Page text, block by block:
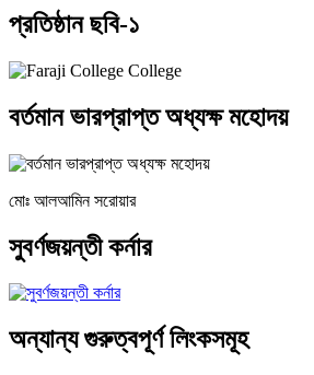
প্রতিষ্ঠান ছবি-১
বর্তমান ভারপ্রাপ্ত অধ্যক্ষ মহোদয়
মোঃ আলআমিন সরোয়ার
সুবর্ণজয়ন্তী কর্নার
অন্যান্য গুরুত্বপূর্ণ লিংকসমূহ